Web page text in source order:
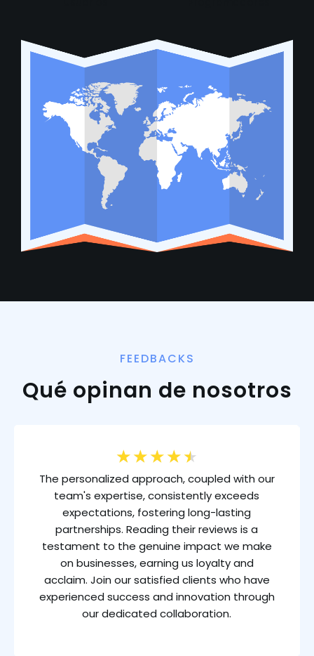
FEEDBACKS
Qué opinan de nosotros
★ ★ ★ ★ ★
The personalized approach, coupled with our
team's expertise, consistently exceeds
expectations, fostering long-lasting
partnerships. Reading their reviews is a
testament to the genuine impact we make
on businesses, earning us loyalty and
acclaim. Join our satisfied clients who have
experienced success and innovation through
our dedicated collaboration.